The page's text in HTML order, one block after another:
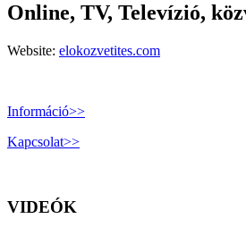
Online, TV, Televízió,
Website: elokozvetites.com
Információ>>
Kapcsolat>>
VIDEÓK